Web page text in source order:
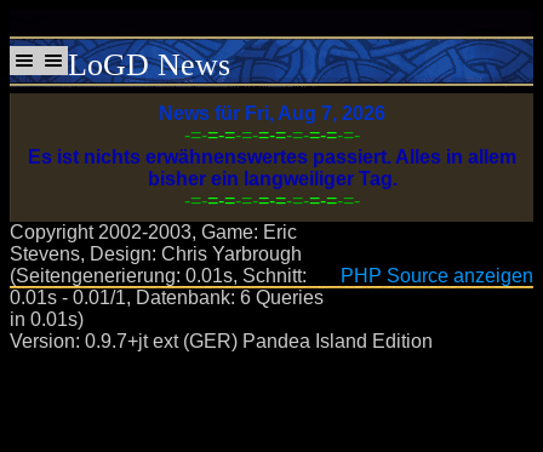
LoGD News
News für Fri, Aug 7, 2026
-=-=-=-=-=-=-=-=-=-=-
Es ist nichts erwähnenswertes passiert. Alles in allem
bisher ein langweiliger Tag.
-=-=-=-=-=-=-=-=-=-=-
Copyright 2002-2003, Game: Eric
Stevens, Design: Chris Yarbrough
(Seitengenerierung: 0.01s, Schnitt:
0.01s - 0.01/1, Datenbank: 6 Queries
in 0.01s)
PHP Source anzeigen
Version: 0.9.7+jt ext (GER) Pandea Island Edition